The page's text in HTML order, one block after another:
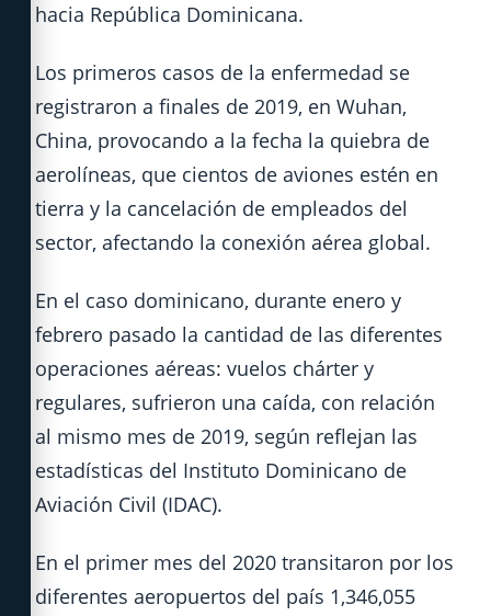
hacia República Dominicana.
Los primeros casos de la enfermedad se
registraron a finales de 2019, en Wuhan,
China, provocando a la fecha la quiebra de
aerolíneas, que cientos de aviones estén en
tierra y la cancelación de empleados del
sector, afectando la conexión aérea global.
En el caso dominicano, durante enero y
febrero pasado la cantidad de las diferentes
operaciones aéreas: vuelos chárter y
regulares, sufrieron una caída, con relación
al mismo mes de 2019, según reflejan las
estadísticas del Instituto Dominicano de
Aviación Civil (IDAC).
En el primer mes del 2020 transitaron por los
diferentes aeropuertos del país 1,346,055